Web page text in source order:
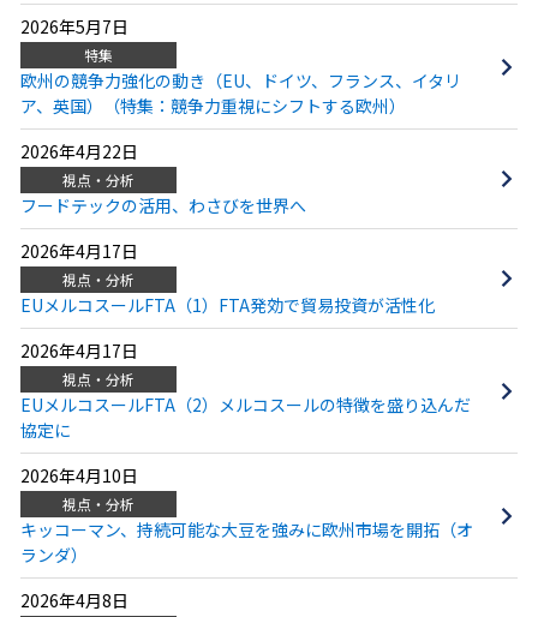
2026年5月7日
特集
欧州の競争力強化の動き（EU、ドイツ、フランス、イタリ
ア、英国）（特集：競争力重視にシフトする欧州）
2026年4月22日
視点・分析
フードテックの活用、わさびを世界へ
2026年4月17日
視点・分析
EUメルコスールFTA（1）FTA発効で貿易投資が活性化
2026年4月17日
視点・分析
EUメルコスールFTA（2）メルコスールの特徴を盛り込んだ
協定に
2026年4月10日
視点・分析
キッコーマン、持続可能な大豆を強みに欧州市場を開拓（オ
ランダ）
2026年4月8日